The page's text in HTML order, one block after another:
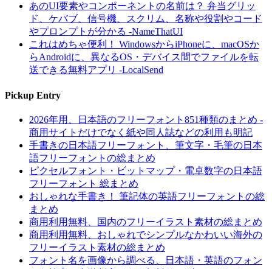
あのUI要素やコンポーネントの名前は？ 弁当グリッ
ド、ケバブ、信号機、スクリム、名称や役割やコード
やプロンプトが分かる -NameThatUI
これはめちゃ便利！ WindowsからiPhoneに、macOSか
らAndroidに、異なるOS・デバイス間でファイルを転
送できる無料アプリ -LocalSend
Pickup Entry
2026年用、日本語のフリーフォント851種類のまとめ -
商用サイトだけでなく紙や同人誌などの利用も明記
手書きの日本語フリーフォント、筆文字・毛筆の日本
語フリーフォントの総まとめ
ピクセルフォント・ビットマップ・電卓数字の日本語
フリーフォント 総まとめ
おしゃれな手書き！ 筆記体の英語フリーフォントの総
まとめ
商用利用無料、国内のフリーイラスト素材の総まとめ
商用利用無料、おしゃれでシンプルなかわいい海外の
フリーイラスト素材の総まとめ
フォント名を画像から調べる、日本語・英語のフォン